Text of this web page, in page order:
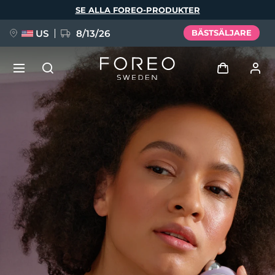
SE ALLA FOREO-PRODUKTER
US 8/13/26 BÄSTSÄLJARE
Logga in
Användarprofil
Mina enheter
Mina beställningar
Mina adresser
Mina prenumerationer
NYHET
FAQ™ Pure Beauty-Tech Elixir
BREAKING NEWS
issa™ Teeth Whitening Set
Språk
English Deutsch
Español
Français
Italiano
Português
Polski
Svenska
Русский
Türkçe
简体中文 繁體中文